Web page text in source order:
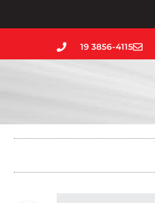
19 3856-4115